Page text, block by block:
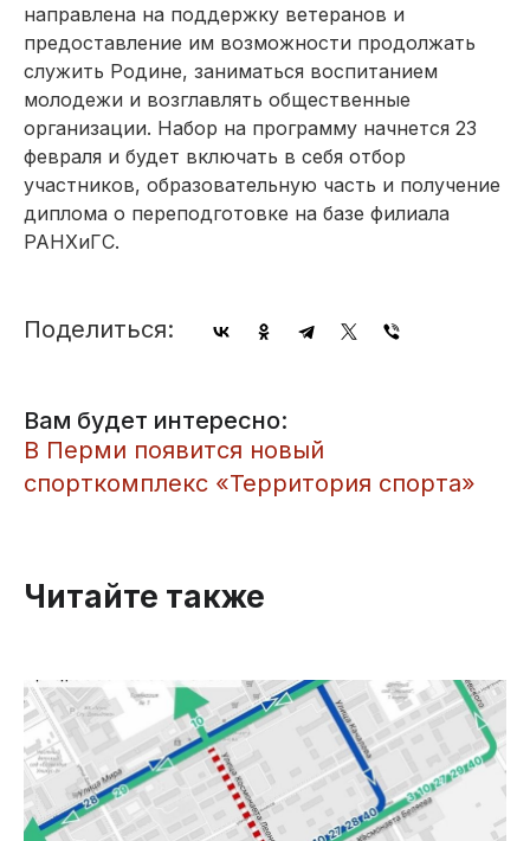
направлена на поддержку ветеранов и
предоставление им возможности продолжать
служить Родине, заниматься воспитанием
молодежи и возглавлять общественные
организации. Набор на программу начнется 23
февраля и будет включать в себя отбор
участников, образовательную часть и получение
диплома о переподготовке на базе филиала
РАНХиГС.
Поделиться:
Вам будет интересно:
​В Перми появится новый
спорткомплекс «Территория спорта»
Читайте также